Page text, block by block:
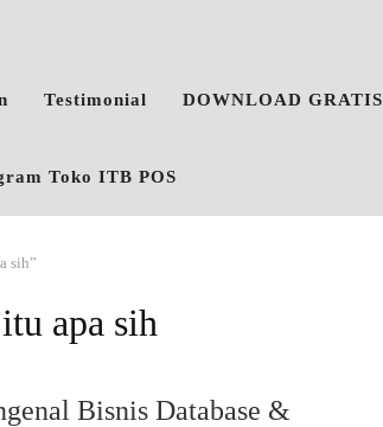
Testimonial DOWNLOAD GRATIS
Toko ITB POS
sih”
apa sih
Bisnis Database &